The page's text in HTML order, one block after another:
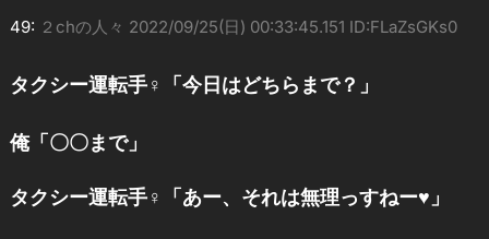
49: ２chの人々 2022/09/25(日) 00:33:45.151 ID:FLaZsGKs0
タクシー運転手♀「今日はどちらまで？」
俺「〇〇まで」
タクシー運転手♀「あー、それは無理っすねー♥」